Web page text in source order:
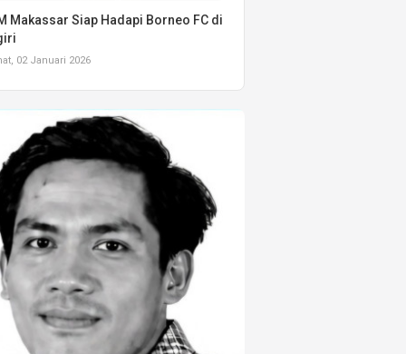
Makassar Siap Hadapi Borneo FC di
02 Januari 2026